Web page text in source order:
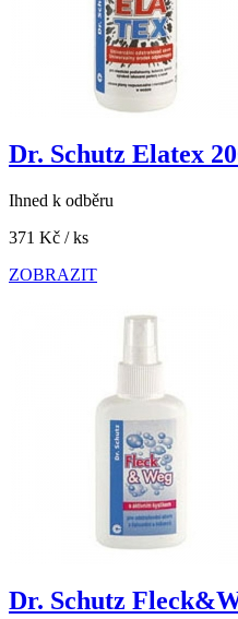
Dr. Schutz Elatex
Ihned k odběru
371 Kč / ks
ZOBRAZIT
Dr. Schutz